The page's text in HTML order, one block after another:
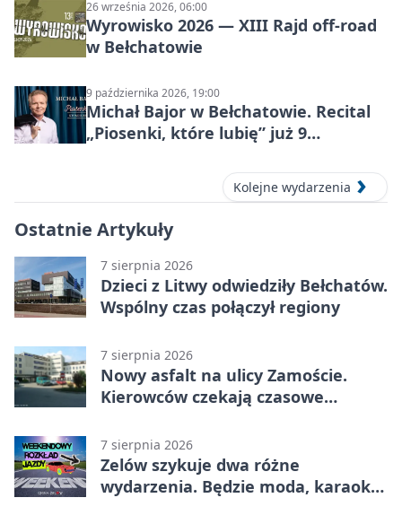
26 września 2026, 06:00
Wyrowisko 2026 — XIII Rajd off‑road
w Bełchatowie
9 października 2026, 19:00
Michał Bajor w Bełchatowie. Recital
„Piosenki, które lubię” już 9
Kolejne wydarzenia
Ostatnie Artykuły
7 sierpnia 2026
Dzieci z Litwy odwiedziły Bełchatów.
Wspólny czas połączył regiony
7 sierpnia 2026
Nowy asfalt na ulicy Zamoście.
Kierowców czekają czasowe
7 sierpnia 2026
Zelów szykuje dwa różne
wydarzenia. Będzie moda, karaoke